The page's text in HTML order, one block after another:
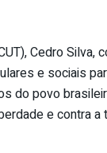
Cedro Silva,
e sociais
do povo
e contra